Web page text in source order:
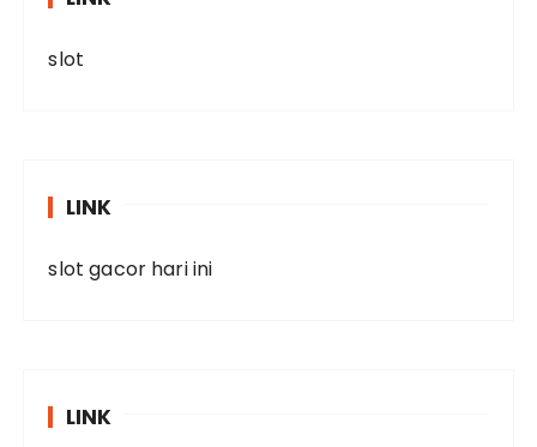
slot
LINK
slot gacor hari ini
LINK